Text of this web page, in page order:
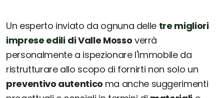
Un esperto inviato da ognuna delle tre migliori
imprese edili di Valle Mosso verrà
personalmente a ispezionare l'immobile da
ristrutturare allo scopo di fornirti non solo un
preventivo autentico ma anche suggerimenti